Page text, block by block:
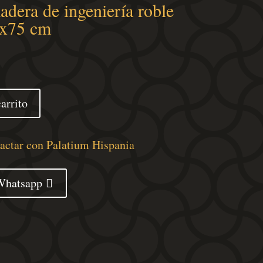
de ingeniería roble
cm
con Palatium Hispania